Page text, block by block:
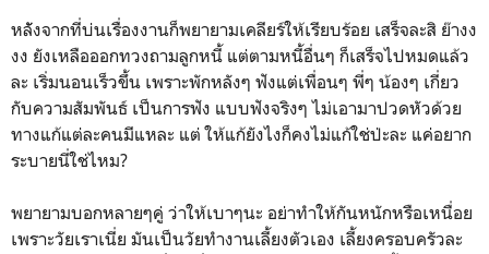
หลัังจากที่บ่นเรื่องงานก็พยายามเคลียร์ให้เรียบร้อย เสร็จละสิ ย๊างง
งง ยังเหลือออกทวงถามลูกหนี้ แต่ตามหนี้อื่นๆ ก็เสร็จไปหมดแล้ว
ละ เริ่มนอนเร็วขึ้น เพราะพักหลังๆ ฟังแต่เพื่อนๆ พี่ๆ น้องๆ เกี่ยว
กับความสัมพันธ์ เป็นการฟัง แบบฟังจริงๆ ไม่เอามาปวดหัวด้วย
ทางแก้แต่ละคนมีแหละ แต่ ให้แก้ยังไงก็คงไม่แก้ใช่ป่ะละ แค่อยาก
ระบายนี่ใช่ไหม?
พยายามบอกหลายๆคู่ ว่าให้เบาๆนะ อย่าทำให้กันหนักหรือเหนื่อย
เพราะวัยเราเนี่ย มันเป็นวัยทำงานเลี้ยงตัวเอง เลี้ยงครอบครัวละ